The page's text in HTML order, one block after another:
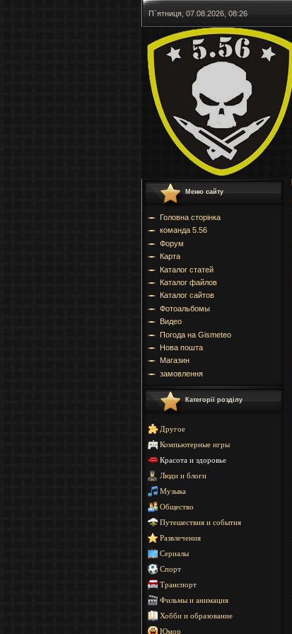
П`ятниця, 07.08.2026, 08:26
Меню сайту
Головна сторінка
команда 5.56
Форум
Карта
Каталог статей
Каталог файлов
Каталог сайтов
Фотоальбомы
Видео
Погода на Gismeteo
Нова пошта
Магазин
замовлення
Категорії розділу
Другое
Компьютерные игры
Красота и здоровье
Люди и блоги
Музыка
Общество
Путешествия и события
Развлечения
Сериалы
Спорт
Транспорт
Фильмы и анимация
Хобби и образование
Юмор